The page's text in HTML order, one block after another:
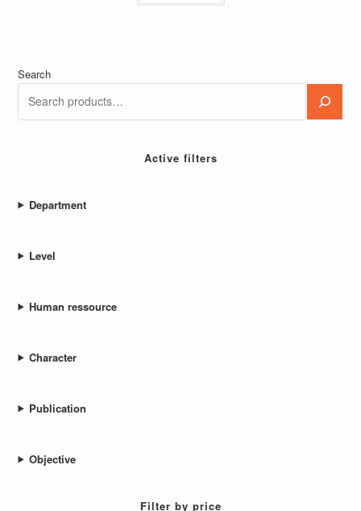
Search
Active filters
Department
Level
Human ressource
Character
Publication
Objective
Filter by price